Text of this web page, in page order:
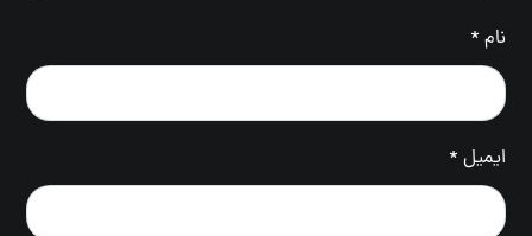
نام *
ایمیل *